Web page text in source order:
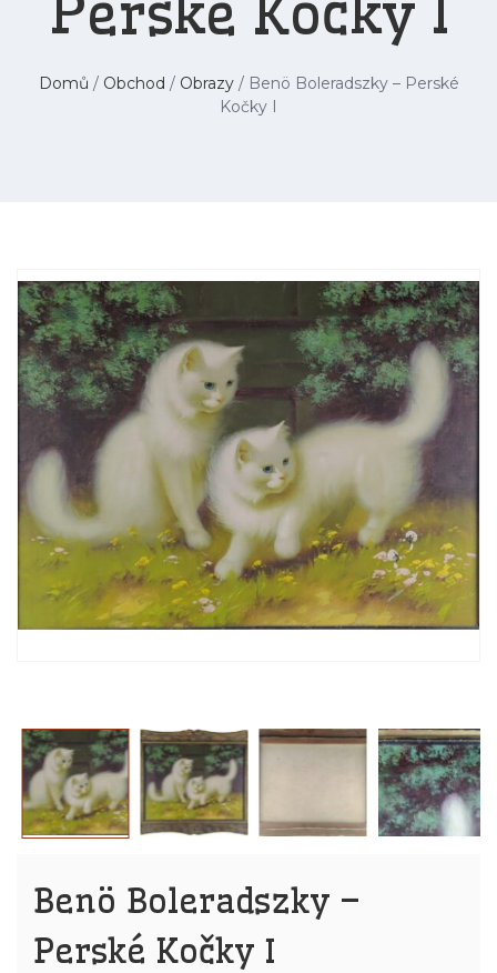
Domů / Obchod / Obrazy/ Benö Boleradszky – Perské
Kočky I
Benö Boleradszky –
Perské Kočky I